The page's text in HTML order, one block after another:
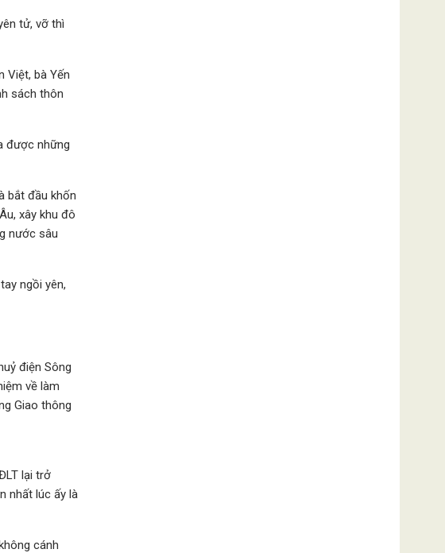
tử, vỡ thì
Việt, bà Yến
sách thôn
được những
bắt đầu khốn
xây khu đô
nước sâu
ngồi yên,
điện Sông
về làm
Giao thông
lại trở
nhất lúc ấy là
cánh